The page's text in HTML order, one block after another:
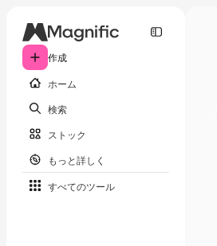
作成
ホーム
検索
ストック
もっと詳しく
すべてのツール